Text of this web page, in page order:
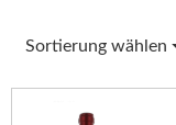
Sortierung wählen